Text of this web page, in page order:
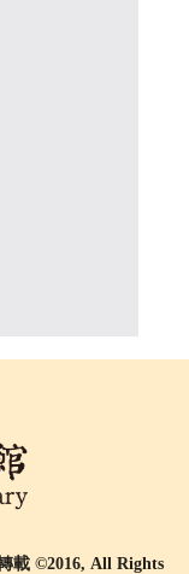
載 ©2016, All Rights